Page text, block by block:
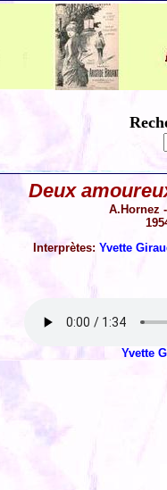
Deux
A.Hornez
Interprètes: Yvette
Yvette